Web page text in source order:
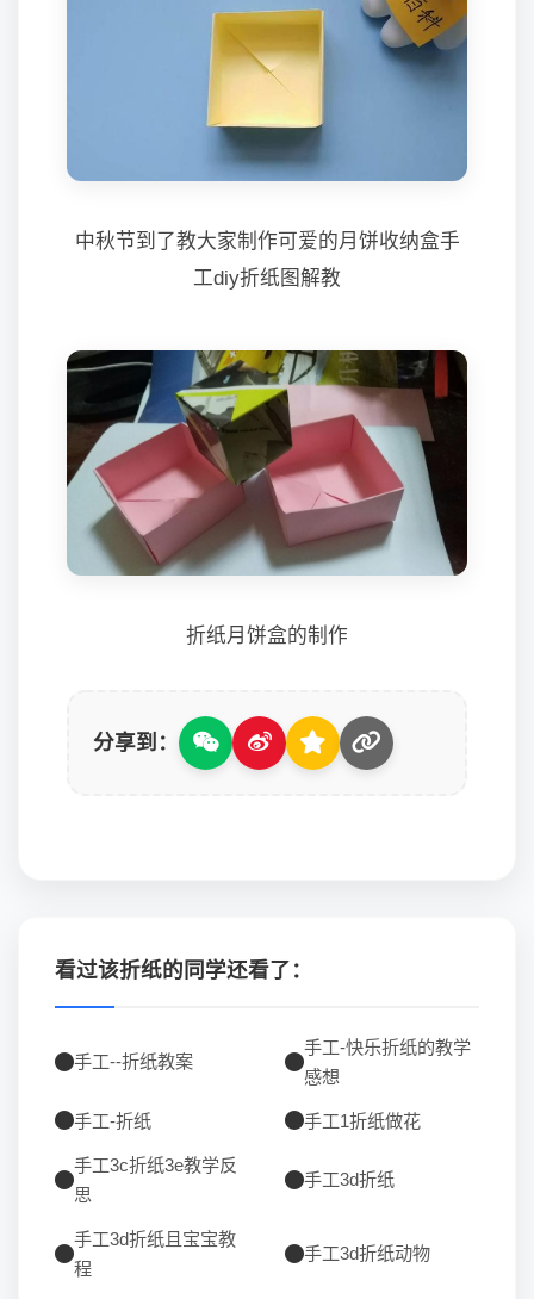
中秋节到了教大家制作可爱的月饼收纳盒手
工diy折纸图解教
折纸月饼盒的制作
分享到：
看过该折纸的同学还看了：
手工--折纸教案
手工-快乐折纸的教学
感想
手工-折纸 手工1折纸做花
手工3c折纸3e教学反
思
手工3d折纸
手工3d折纸且宝宝教
程
手工3d折纸动物